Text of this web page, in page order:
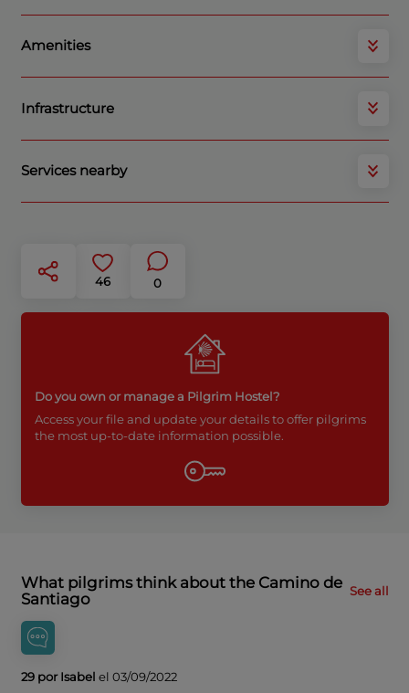
46 0
Amenities
Infrastructure
Services nearby
Do you own or manage a Pilgrim Hostel?
Access your file and update your details to offer pilgrims
the most up-to-date information possible.
What pilgrims think about the Camino de
Santiago
See all
29 por Isabel el 03/09/2022